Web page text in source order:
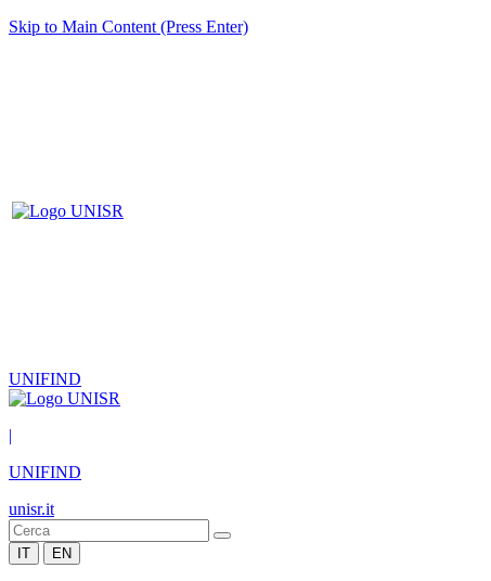
Skip to Main Content (Press Enter)
UNIFIND
|
UNIFIND
unisr.it
IT EN